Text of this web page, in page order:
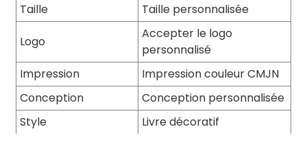
Taille Taille personnalisée
Logo
Accepter le logo
personnalisé
Impression
Impression couleur CMJN
Conception
Conception personnalisée
Style
Livre décoratif